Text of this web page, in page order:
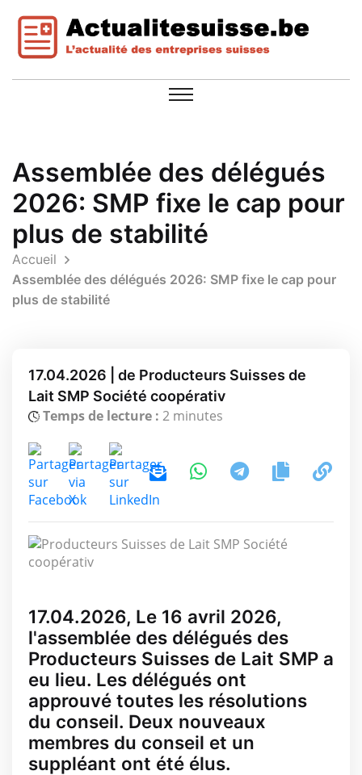
Assemblée des délégués
2026: SMP fixe le cap pour
plus de stabilité
Accueil
Assemblée des délégués 2026: SMP fixe le cap pour
plus de stabilité
17.04.2026 | de Producteurs Suisses de
Lait SMP Société coopérativ
Temps de lecture : 2 minutes
17.04.2026, Le 16 avril 2026,
l'assemblée des délégués des
Producteurs Suisses de Lait SMP a
eu lieu. Les délégués ont
approuvé toutes les résolutions
du conseil. Deux nouveaux
membres du conseil et un
suppléant ont été élus.